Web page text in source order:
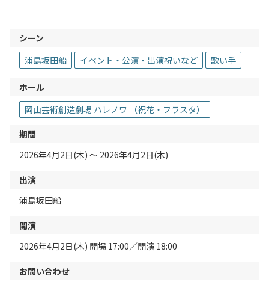
シーン
浦島坂田船
イベント・公演・出演祝いなど 歌い手
ホール
岡山芸術創造劇場 ハレノワ （祝花・フラスタ）
期間
2026年4月2日(木) 〜 2026年4月2日(木)
出演
浦島坂田船
開演
2026年4月2日(木) 開場 17:00／開演 18:00
お問い合わせ